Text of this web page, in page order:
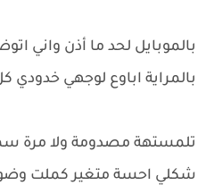
بالموبايل لحد ما أذن واني
بالمراية اباوع لوجهي خدودي
تلمستهة مصدومة ولا مرة
شكلي احسة متغير كملت